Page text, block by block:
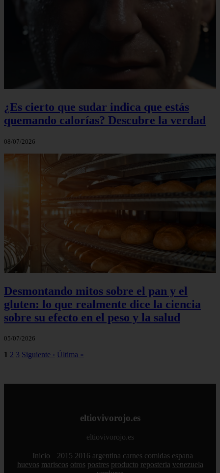
¿Es cierto que sudar indica que estás
quemando calorías? Descubre la verdad
08/07/2026
Desmontando mitos sobre el pan y el
gluten: lo que realmente dice la ciencia
sobre su efecto en el peso y la salud
05/07/2026
1 2 3 Siguiente › Última »
eltiovivorojo.es
eltiovivorojo.es
Inicio 2015 2016 argentina carnes comidas espana
huevos mariscos otros postres producto reposteria venezuela